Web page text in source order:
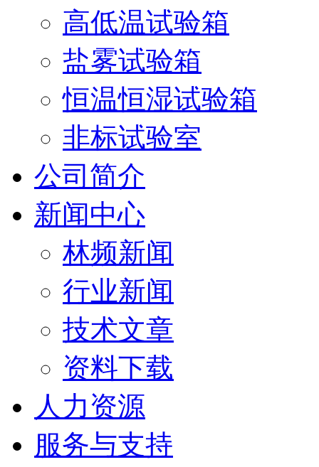
高低温试验箱
盐雾试验箱
恒温恒湿试验箱
非标试验室
公司简介
新闻中心
林频新闻
行业新闻
技术文章
资料下载
人力资源
服务与支持